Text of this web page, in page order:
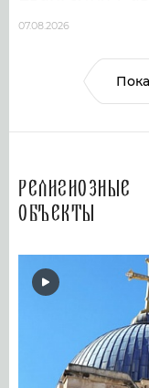
07.08.2026
Религиозные
объекты